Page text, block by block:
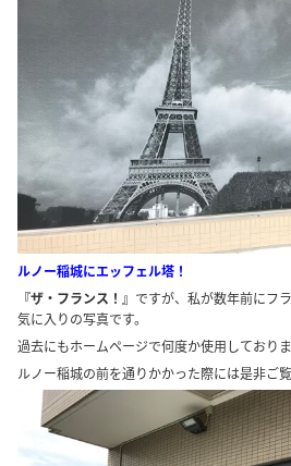
ルノー稲城にエッフェル塔！
『ザ・フランス！』 ですが、私が数年前にフ
気に入りの写真です。
過去にもホームページで何度か使用しておりま
ルノー稲城の前を通りかかった際には是非ご覧